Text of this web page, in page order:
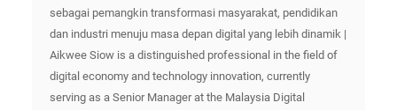
sebagai pemangkin transformasi masyarakat, pendidikan
dan industri menuju masa depan digital yang lebih dinamik |
Aikwee Siow is a distinguished professional in the field of
digital economy and technology innovation, currently
serving as a Senior Manager at the Malaysia Digital